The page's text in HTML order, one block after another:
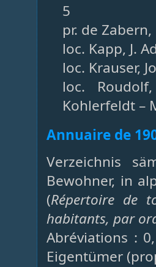
5
pr. de
loc. Kapp, J.
loc. Krauser,
loc.
Kohlerfeldt –
Annuaire de
Verzeichnis
Bewohner, in
(Répertoire de
habitants, par
Abréviations :
Eigentümer